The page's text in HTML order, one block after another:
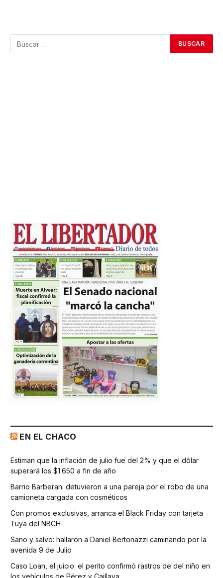
EN EL CHACO
Estiman que la inflación de julio fue del 2% y que el dólar
superará los $1.650 a fin de año
Barrio Barberan: detuvieron a una pareja por el robo de una
camioneta cargada con cosméticos
Con promos exclusivas, arranca el Black Friday con tarjeta
Tuya del NBCH
Sano y salvo: hallaron a Daniel Bertonazzi caminando por la
avenida 9 de Julio
Caso Loan, el juicio: el perito confirmó rastros de del niño en